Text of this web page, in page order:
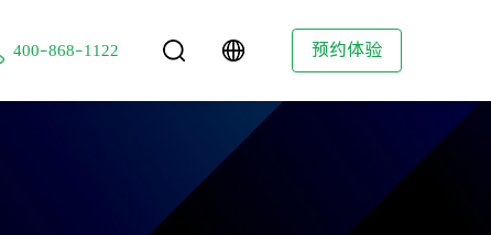
400-868-1122 预约体验